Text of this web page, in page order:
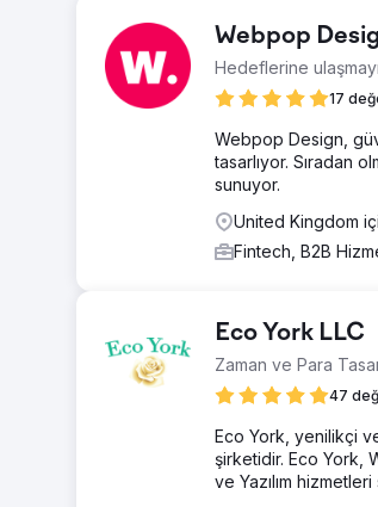
Webpop
Hedeflerine
17
Webpop Design,
tasarlıyor. Sıradan
sunuyor.
United Kingdom
Fintech, B2B
Eco York LLC
Zaman ve Para
47
Eco York, yenilikçi
şirketidir. Eco York,
ve Yazılım hizmetleri